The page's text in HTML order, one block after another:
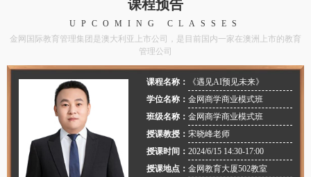
课程预告
UPCOMING CLASSES
金网国际教育管理集团是澳大利亚上市公司，是目前国内一家在澳洲上市的教育
管理公司
课程名称：
《遇见AI预见未来》
学位名称：金网商学商业模式班
班级名称：金网商学商业模式班
授课教授：宋晓峰老师
授课时间：2024/6/15 14:30-17:00
授课地点：金网教育大厦502教室